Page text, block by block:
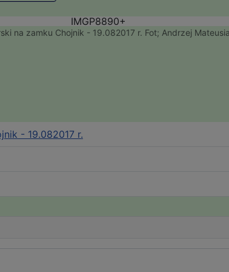
na zamku Chojnik - 19.082017 r. Fot; Andrzej
- 19.082017 r.